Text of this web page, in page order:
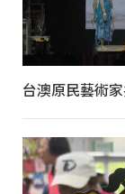
台澳原民藝術